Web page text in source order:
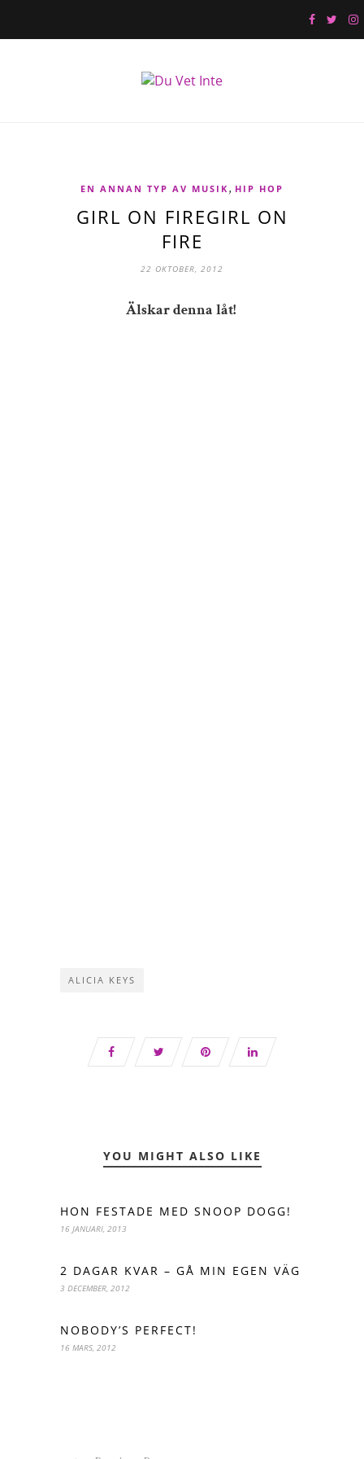
EN ANNAN TYP AV MUSIK , HIP HOP
GIRL ON FIREGIRL ON
FIRE
22 OKTOBER, 2012
Älskar denna låt!
ALICIA KEYS
YOU MIGHT ALSO LIKE
HON FESTADE MED SNOOP DOGG!
16 JANUARI, 2013
2 DAGAR KVAR – GÅ MIN EGEN VÄG
3 DECEMBER, 2012
NOBODY’S PERFECT!
16 MARS, 2012